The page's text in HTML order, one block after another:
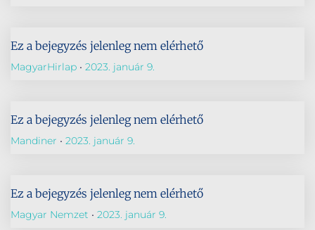
Ez a bejegyzés jelenleg nem elérhető
MagyarHirlap 2023. január 9.
Ez a bejegyzés jelenleg nem elérhető
Mandiner 2023. január 9.
Ez a bejegyzés jelenleg nem elérhető
Magyar Nemzet 2023. január 9.